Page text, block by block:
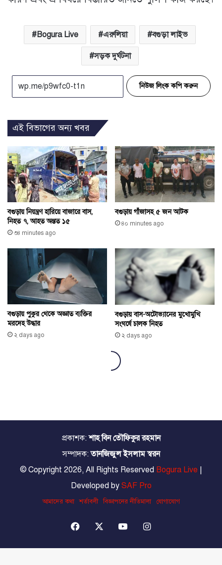
প্রকাশক:শাহ বিন তৌফিকুর রহমান
সম্পাদক:তানজিজুল ইসলাম স্বরন
© Copyright 2026, All Rights Reserved Bogura Live
Developed by SAF Pro
আমাদের কথা শর্তাবলী বিজ্ঞাপনের নীতিমালা যোগাযোগ
Facebook YouTubeInstagram